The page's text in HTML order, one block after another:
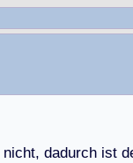
nicht, dadurch ist d